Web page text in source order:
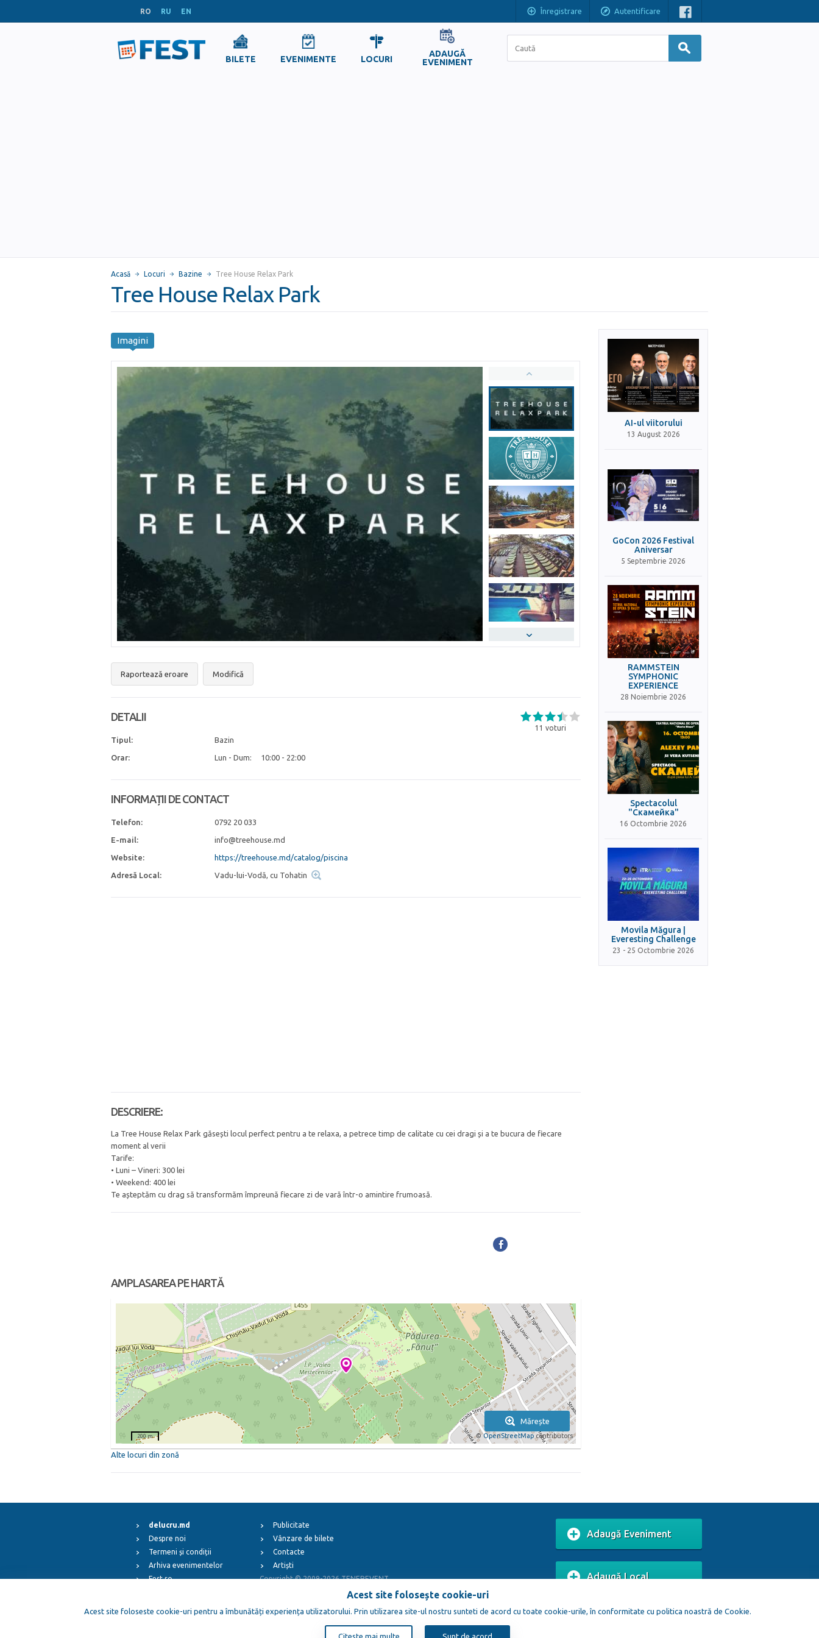
RO RU EN Înregistrare Autentificare
BILETE EVENIMENTE LOCURI
ADAUGĂ
EVENIMENT
Acasă Locuri Bazine Tree House Relax Park
Tree House Relax Park
Imagini
Raportează eroare Modifică
11 voturi
DETALII
Tipul: Bazin
Orar: Lun - Dum: 10:00 - 22:00
INFORMAȚII DE CONTACT
Telefon: 0792 20 033
E-mail: info@treehouse.md
Website: https://treehouse.md/catalog/piscina
Adresă Local: Vadu-lui-Vodă, cu Tohatin
DESCRIERE:
La Tree House Relax Park găsești locul perfect pentru a te relaxa, a petrece timp de calitate cu cei dragi și a te bucura de fiecare
moment al verii
Tarife:
• Luni – Vineri: 300 lei
• Weekend: 400 lei
Te așteptăm cu drag să transformăm împreună fiecare zi de vară într-o amintire frumoasă.
AMPLASAREA PE HARTĂ
Mărește
©OpenStreetMapcontributors
200 m
Alte locuri din zonă
AI-ul viitorului
13 August 2026
GoCon 2026 Festival
Aniversar
5 Septembrie 2026
RAMMSTEIN
SYMPHONIC
EXPERIENCE
28 Noiembrie 2026
Spectacolul
"Скамейка"
16 Octombrie 2026
Movila Măgura |
Everesting Challenge
23 - 25 Octombrie 2026
delucru.md
Despre noi
Termeni și condiții
Arhiva evenimentelor
Fest.ro
Publicitate
Vânzare de bilete
Contacte
Artiști
Copyright © 2009-2026TENEREVENT
Adaugă Eveniment
Adaugă Local
Acest site folosește cookie-uri
Acest site foloseste cookie-uri pentru a îmbunătăți experiența utilizatorului. Prin utilizarea site-ul nostru sunteti de acord cu toate cookie-urile, în conformitate cu politica noastră de Cookie.
Citeste mai multe Sunt de acord